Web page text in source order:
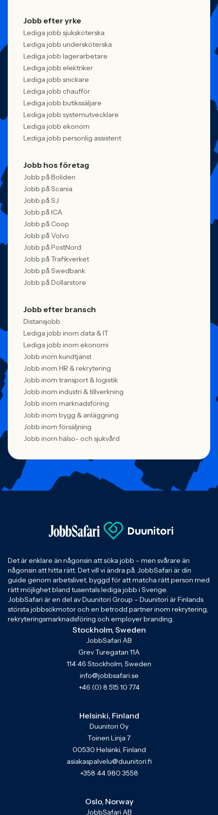
Jobb efter yrke
Lediga jobb sjuksköterska
Lediga jobb undersköterska
Lediga jobb lagerarbetare
Lediga jobb elektriker
Lediga jobb snickare
Lediga jobb chaufför
Lediga jobb butikssäljare
Lediga jobb systemutvecklare
Lediga jobb ekonom
Lediga jobb personlig assistent
Jobb hos företag
Jobb på Boliden
Jobb på Scania
Jobb på SJ
Jobb på ICA
Jobb på Coop
Jobb på Volvo
Jobb på PostNord
Jobb på Trafikverket
Jobb på Swedbank
Jobb på Dollarstore
Jobb efter bransch
Distansjobb
Lediga jobb inom data & IT
Lediga jobb inom ekonomi
Jobb inom kundtjänst
Jobb inom HR & rekrytering
Jobb inom transport & logistik
Jobb inom industri & tillverkning
Jobb inom marknadsföring
Jobb inom bygg & anläggning
Jobb inom försäljning
Jobb inom hälso- och sjukvård
Det är enklare än någonsin att söka jobb – men svårare än
någonsin att hitta rätt. Det vill vi ändra på. JobbSafari är din
guide genom arbetslivet, byggd för att matcha rätt person med
rätt möjlighet bland tusentals lediga jobb i Sverige.
JobbSafari är en del av Duunitori Group – Duunitori är Finlands
största jobbsökmotor och en betrodd partner inom rekrytering,
rekryteringsmarknadsföring och employer branding.
Stockholm, Sweden
JobbSafari AB
Grev Turegatan 11A
114 46 Stockholm, Sweden
info@jobbsafari.se
+46 (0) 8 515 10 774
Helsinki, Finland
Duunitori Oy
Toinen Linja 7
00530 Helsinki, Finland
asiakaspalvelu@duunitori.fi
+358 44 980 3558
Oslo, Norway
JobbSafari AB